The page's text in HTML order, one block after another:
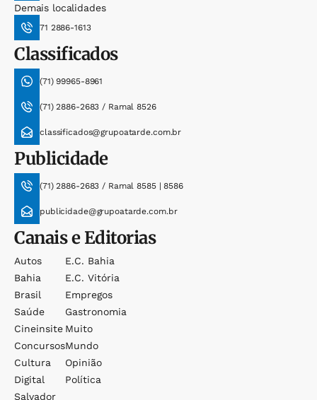
Demais localidades
71 2886-1613
Classificados
(71) 99965-8961
(71) 2886-2683 / Ramal 8526
classificados@grupoatarde.com.br
Publicidade
(71) 2886-2683 / Ramal 8585 | 8586
publicidade@grupoatarde.com.br
Canais e Editorias
Autos
Bahia
Brasil
Saúde
Cineinsite
Concursos
Cultura
Digital
Salvador
E.c. Bahia
E.c. Vitória
Empregos
Gastronomia
Muito
Mundo
Opinião
Política